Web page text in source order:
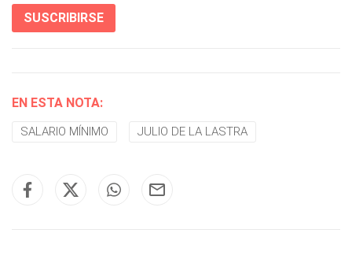
SUSCRIBIRSE
EN ESTA NOTA:
SALARIO MÍNIMO JULIO DE LA LASTRA